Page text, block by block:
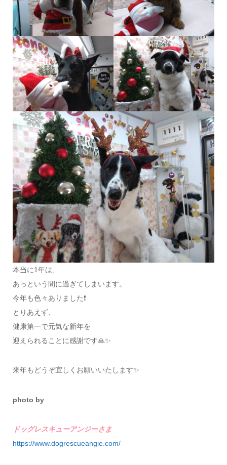
本当に1年は、
あっという間に過ぎてしまいます。
今年も色々ありました❗️
とりあえず、
健康第一で元気な新年を
迎えられることに感謝です🙏✨
来年もどうぞ宜しくお願いいたします✨
photo by
ドッグレスキューアンジーさま
https://www.dogrescueangie.com/